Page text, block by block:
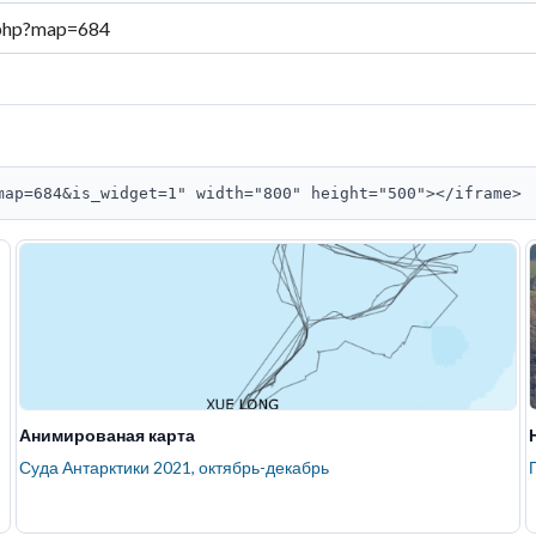
width="800" height="500"></iframe>
Анимированая карта
Суда Антарктики 2021, октябрь-декабрь